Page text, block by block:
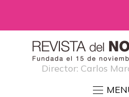
Director: Carlos